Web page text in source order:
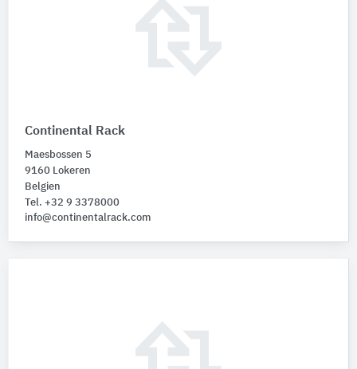
Continental Rack
Maesbossen 5
9160 Lokeren
Belgien
Tel. +32 9 3378000
info@continentalrack.com